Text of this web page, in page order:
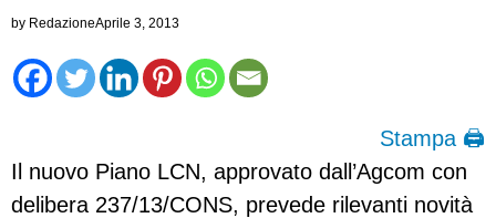
by RedazioneAprile 3, 2013
Stampa 🖨
Il nuovo Piano LCN, approvato dall’Agcom con
delibera 237/13/CONS, prevede rilevanti novità